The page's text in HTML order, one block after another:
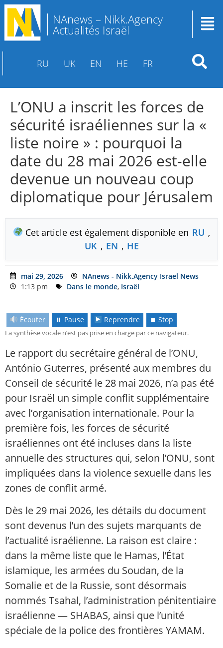
NAnews – Nikk.Agency
Actualités Israël
RU UK EN HE FR
L’ONU a inscrit les forces de
sécurité israéliennes sur la «
liste noire » : pourquoi la
date du 28 mai 2026 est-elle
devenue un nouveau coup
diplomatique pour Jérusalem
Cet article est également disponible en RU ,
UK , EN , HE
mai 29, 2026
NAnews - Nikk.Agency Israel News
1:13 pm
Dans le monde, Israël
Écouter ⏸ Pause Reprendre ⏹ Stop
La synthèse vocale n’est pas prise en charge par ce navigateur.
Le rapport du secrétaire général de l’ONU,
António Guterres, présenté aux membres du
Conseil de sécurité le 28 mai 2026, n’a pas été
pour Israël un simple conflit supplémentaire
avec l’organisation internationale. Pour la
première fois, les forces de sécurité
israéliennes ont été incluses dans la liste
annuelle des structures qui, selon l’ONU, sont
impliquées dans la violence sexuelle dans les
zones de conflit armé.
Dès le 29 mai 2026, les détails du document
sont devenus l’un des sujets marquants de
l’actualité israélienne. La raison est claire :
dans la même liste que le Hamas, l’État
islamique, les armées du Soudan, de la
Somalie et de la Russie, sont désormais
nommés Tsahal, l’administration pénitentiaire
israélienne — SHABAS, ainsi que l’unité
spéciale de la police des frontières YAMAM.